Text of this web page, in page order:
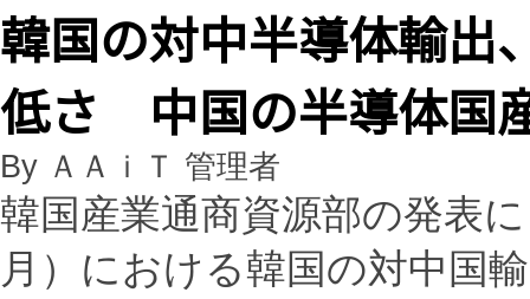
韓国の対中半導体輸
低さ 中国の半導体国
By ＡＡｉＴ 管理者
韓国産業通商資源部の発表
月）における韓国の対中国